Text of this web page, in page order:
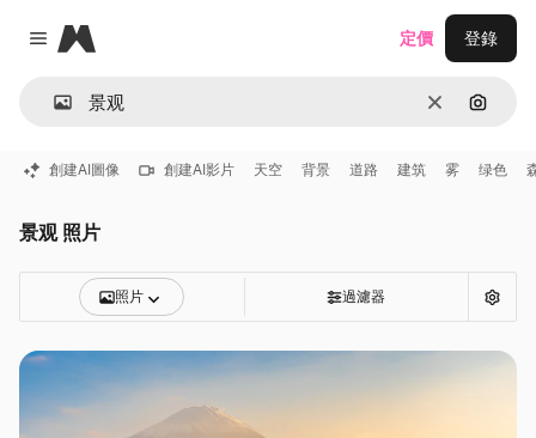
Close menu
Magnific
清除 通過圖
定價 登錄
創建AI圖像 創建AI影片 天空 背景 道路 建筑 雾 绿色
景观 照片
照片 過濾器